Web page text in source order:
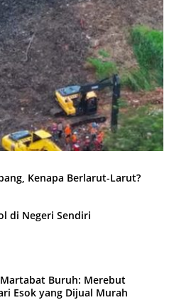
Kenapa Berlarut-Larut?
di Negeri Sendiri
Buruh: Merebut
Esok yang Dijual Murah